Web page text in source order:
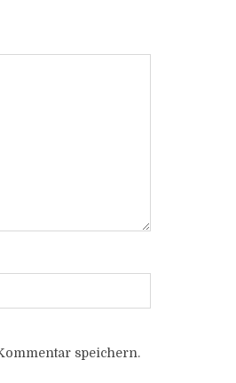
speichern.